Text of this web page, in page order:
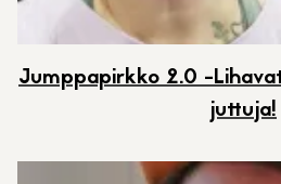
Jumppapirkko 2.0 -
juttuja!